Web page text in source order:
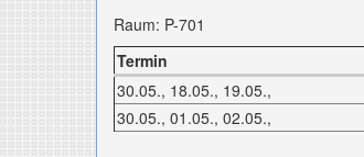
Raum: P-701
Termin
30.05., 18.05., 19.05.,
30.05., 01.05., 02.05.,